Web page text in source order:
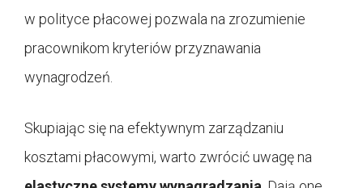
w polityce płacowej pozwala na zrozumienie
pracownikom kryteriów przyznawania
wynagrodzeń.
Skupiając się na efektywnym zarządzaniu
kosztami płacowymi, warto zwrócić uwagę na